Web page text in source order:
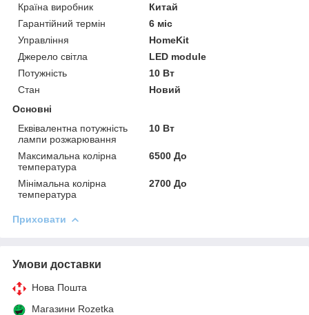
Країна виробник
Китай
Гарантійний термін
6 міс
Управління
HomeKit
Джерело світла
LED module
Потужність
10 Вт
Стан
Новий
Основні
Еквівалентна потужність
лампи розжарювання
10 Вт
Максимальна колірна
температура
6500 До
Мінімальна колірна
температура
2700 До
Приховати
Умови доставки
Нова Пошта
Магазини Rozetka